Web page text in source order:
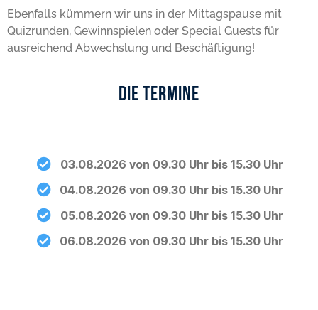
Ebenfalls kümmern wir uns in der Mittagspause mit
Quizrunden, Gewinnspielen oder Special Guests für
ausreichend Abwechslung und Beschäftigung!
Die Termine
03.08.2026 von 09.30 Uhr bis 15.30 Uhr
04.08.2026 von 09.30 Uhr bis 15.30 Uhr
05.08.2026 von 09.30 Uhr bis 15.30 Uhr
06.08.2026 von 09.30 Uhr bis 15.30 Uhr